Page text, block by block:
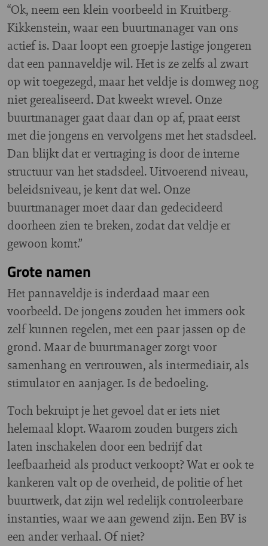
“Ok, neem een klein voorbeeld in Kruitberg-
Kikkenstein, waar een buurtmanager van ons
actief is. Daar loopt een groepje lastige jongeren
dat een pannaveldje wil. Het is ze zelfs al zwart
op wit toegezegd, maar het veldje is domweg nog
niet gerealiseerd. Dat kweekt wrevel. Onze
buurtmanager gaat daar dan op af, praat eerst
met die jongens en vervolgens met het stadsdeel.
Dan blijkt dat er vertraging is door de interne
structuur van het stadsdeel. Uitvoerend niveau,
beleidsniveau, je kent dat wel. Onze
buurtmanager moet daar dan gedecideerd
doorheen zien te breken, zodat dat veldje er
gewoon komt.”
Grote namen
Het pannaveldje is inderdaad maar een
voorbeeld. De jongens zouden het immers ook
zelf kunnen regelen, met een paar jassen op de
grond. Maar de buurtmanager zorgt voor
samenhang en vertrouwen, als intermediair, als
stimulator en aanjager. Is de bedoeling.
Toch bekruipt je het gevoel dat er iets niet
helemaal klopt. Waarom zouden burgers zich
laten inschakelen door een bedrijf dat
leefbaarheid als product verkoopt? Wat er ook te
kankeren valt op de overheid, de politie of het
buurtwerk, dat zijn wel redelijk controleerbare
instanties, waar we aan gewend zijn. Een BV is
een ander verhaal. Of niet?